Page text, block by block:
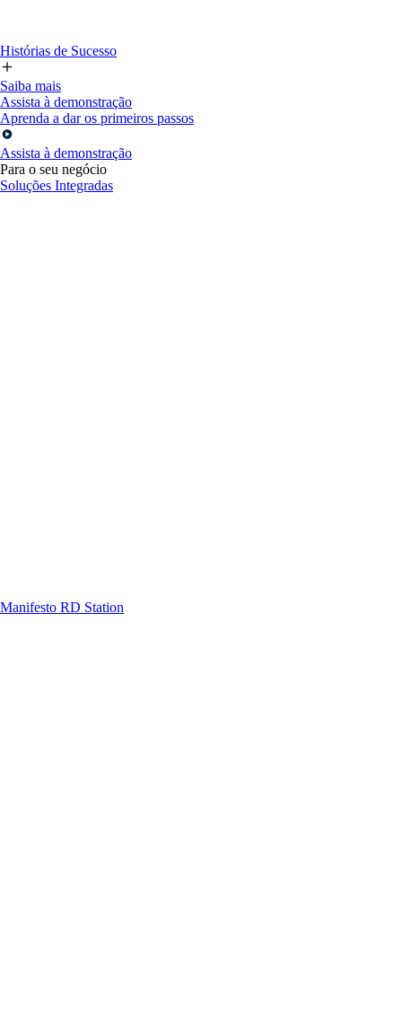
Histórias de Sucesso
Saiba mais
Assista à demonstração
Aprenda a dar os primeiros passos
Assista à demonstração
Para o seu negócio
Soluções Integradas
Manifesto RD Station